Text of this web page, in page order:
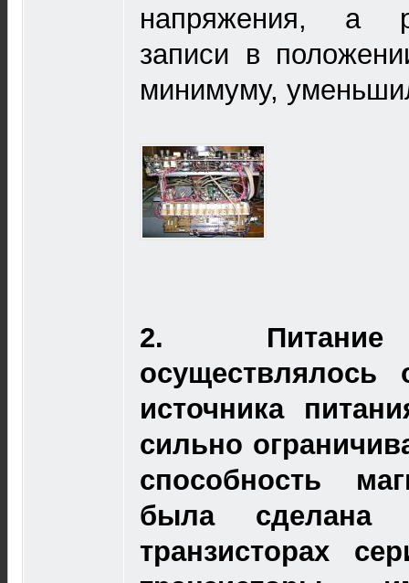
напряжения, а
записи в
минимуму,
2.
осуществлялось
источника
сильно
способность
была сделана
транзисторах